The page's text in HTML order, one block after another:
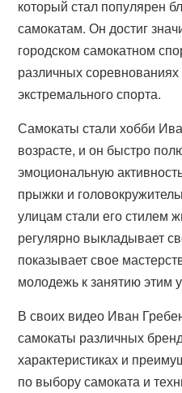
который стал популярен
самокатам. Он достиг
городском самокатном
различных
экстремального спорта.
Самокаты стали хобби
возрасте, и он быстро
эмоциональную
прыжки и
улицам стали его стилем
регулярно выкладывает
показывает свое
молодежь к занятию этим
В своих видео Иван
самокаты различных
характеристиках и
по выбору самоката и